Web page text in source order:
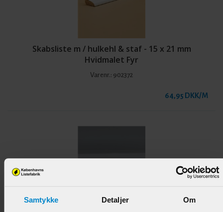
Samtykke Detaljer Om
Skabsliste m / hulkehl & staf - 15 x 21 mm
Hvidmalet Fyr
Varenr.: 902372
64,95 DKK/M